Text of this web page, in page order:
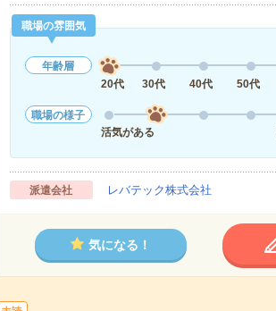
職場の雰囲気
年齢層
20代
30代 40代 50代
職場の様子
活気がある
派遣会社 レバテック株式会社
気になる！